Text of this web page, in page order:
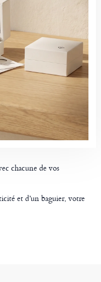
chacune de vos
et d’un baguier, votre